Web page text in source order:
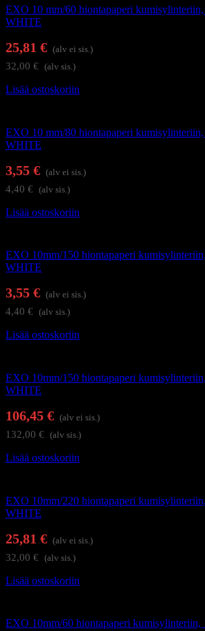
EXO 10 mm/60 hiontapaperi
WHITE
25,81 € (alv ei sis.)
32,00 € (alv sis.)
Lisää ostoskoriin
EXO 10 mm/80 hiontapaperi
WHITE
3,55 € (alv ei sis.)
4,40 € (alv sis.)
Lisää ostoskoriin
EXO 10mm/150 hiontapaperi
WHITE
3,55 € (alv ei sis.)
4,40 € (alv sis.)
Lisää ostoskoriin
EXO 10mm/150 hiontapaperi
WHITE
106,45 € (alv ei sis.)
132,00 € (alv sis.)
Lisää ostoskoriin
EXO 10mm/220 hiontapaperi
WHITE
25,81 € (alv ei sis.)
32,00 € (alv sis.)
Lisää ostoskoriin
EXO 10mm/60 hiontapaperi